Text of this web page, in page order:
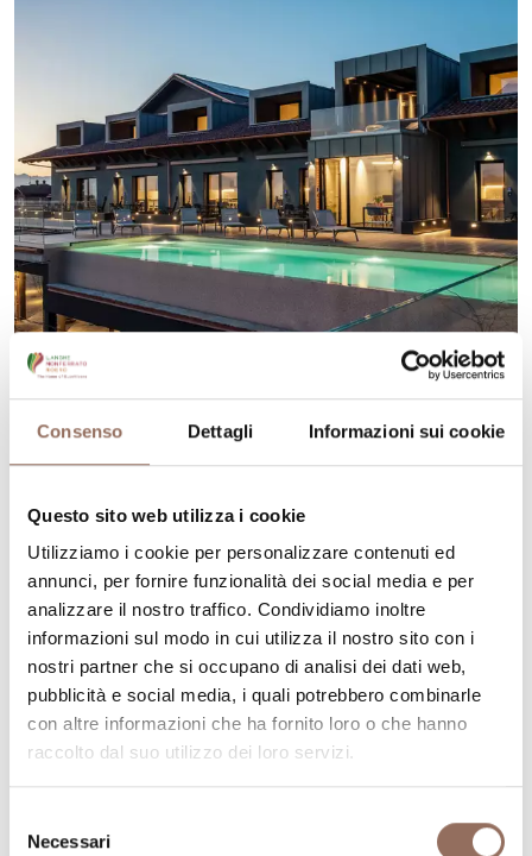
Consenso Dettagli Informazioni sui cookie
Questo sito web utilizza i cookie
Utilizziamo i cookie per personalizzare contenuti ed
annunci, per fornire funzionalità dei social media e per
analizzare il nostro traffico. Condividiamo inoltre
informazioni sul modo in cui utilizza il nostro sito con i
nostri partner che si occupano di analisi dei dati web,
pubblicità e social media, i quali potrebbero combinarle
con altre informazioni che ha fornito loro o che hanno
raccolto dal suo utilizzo dei loro servizi.
delNecessari
VINEHO
VIA DELLE VIOLE 3, BAROLO (CN)
CIR: 004013-AGR-00014
+39 338 1153103-info@vineho.it- www.vineho.it
Scopri di più